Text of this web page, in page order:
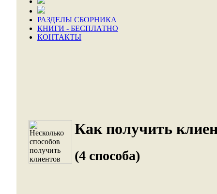
РАЗДЕЛЫ СБОРНИКА
КНИГИ - БЕСПЛАТНО
КОНТАКТЫ
Как получить
(4 способа)